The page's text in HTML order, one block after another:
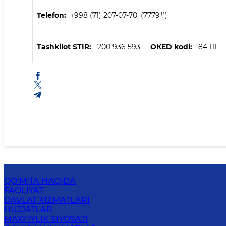
Telefon: +998 (71) 207-07-70, (7779#)
Tashkilot STIR: 200 936 593 ОКED kodi: 84 111
QO‘MITA HAQIDA
FAOLIYAT
DAVLAT XIZMATLARI
HUJJATLAR
MAXFIYLIK SIYOSATI